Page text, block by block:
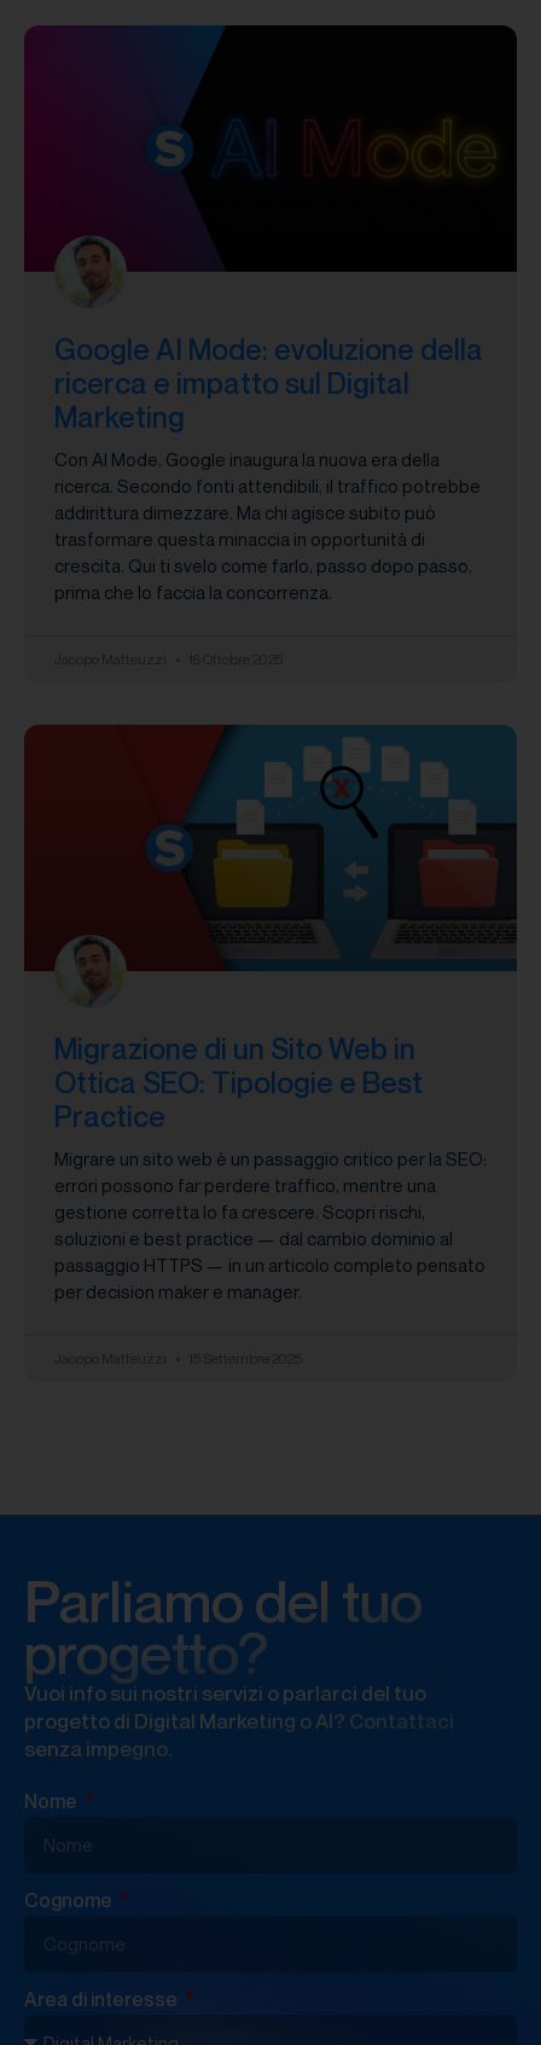
Google AI Mode: evoluzione della
ricerca e impatto sul Digital
Marketing
Con AI Mode, Google inaugura la nuova era della
ricerca. Secondo fonti attendibili, il traffico potrebbe
addirittura dimezzare. Ma chi agisce subito può
trasformare questa minaccia in opportunità di
crescita. Qui ti svelo come farlo, passo dopo passo,
prima che lo faccia la concorrenza.
Migrazione di un Sito Web in
Ottica SEO: Tipologie e Best
Practice
Migrare un sito web è un passaggio critico per la SEO:
errori possono far perdere traffico, mentre una
gestione corretta lo fa crescere. Scopri rischi,
soluzioni e best practice — dal cambio dominio al
passaggio HTTPS — in un articolo completo pensato
per decision maker e manager.
Parliamo del tuo
progetto?
Vuoi info sui nostri servizi o parlarci del tuo
progetto di Digital Marketing o AI? Contattaci
senza impegno.
Nome
Cognome
Area di interesse